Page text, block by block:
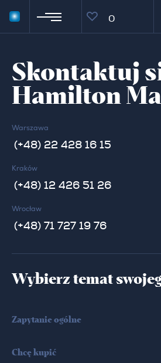
0
Skontaktuj
Hamilton
Wybierz temat
Warszawa
(+48) 22 428 16 15
Kraków
(+48) 12 426 51 26
Wrocław
(+48) 71 727 19 76
Zapytanie ogólne
Chcę kupić